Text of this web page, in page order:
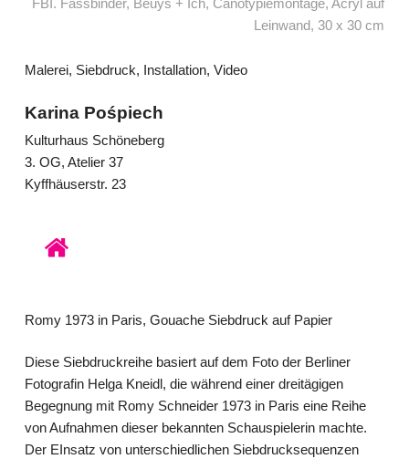
FBI. Fassbinder, Beuys + Ich, Canotypiemontage, Acryl auf
Leinwand, 30 x 30 cm
Malerei, Siebdruck, Installation, Video
Karina Pośpiech
Kulturhaus Schöneberg
3. OG, Atelier 37
Kyffhäuserstr. 23
art.de
Romy 1973 in Paris, Gouache Siebdruck auf Papier
Diese Siebdruckreihe basiert auf dem Foto der Berliner
Fotografin Helga Kneidl, die während einer dreitägigen
Begegnung mit Romy Schneider 1973 in Paris eine Reihe
von Aufnahmen dieser bekannten Schauspielerin machte.
Der EInsatz von unterschiedlichen Siebdrucksequenzen